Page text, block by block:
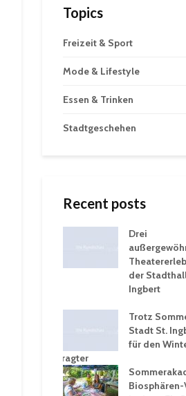
Topics
Freizeit & Sport
Mode & Lifestyle
Essen & Trinken
Stadtgeschehen
Recent posts
verschärfen
Drei
der
Ingbert
Trotz
Stadt St.
für den
Biosphären-